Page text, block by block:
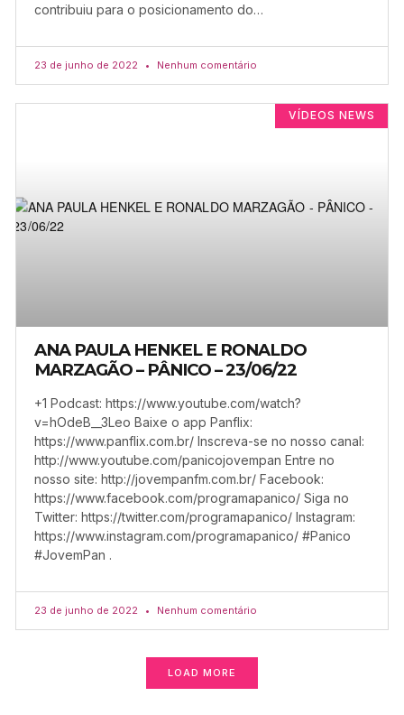
contribuiu para o posicionamento do…
23 de junho de 2022 Nenhum comentário
VÍDEOS NEWS
ANA PAULA HENKEL E RONALDO
MARZAGÃO – PÂNICO – 23/06/22
+1 Podcast: https://www.youtube.com/watch?
v=hOdeB__3Leo Baixe o app Panflix:
https://www.panflix.com.br/ Inscreva-se no nosso canal:
http://www.youtube.com/panicojovempan Entre no
nosso site: http://jovempanfm.com.br/ Facebook:
https://www.facebook.com/programapanico/ Siga no
Twitter: https://twitter.com/programapanico/ Instagram:
https://www.instagram.com/programapanico/ #Panico
#JovemPan .
23 de junho de 2022 Nenhum comentário
LOAD MORE